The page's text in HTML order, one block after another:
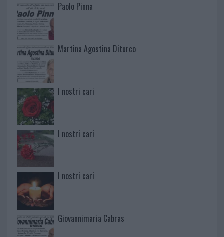
Paolo Pinna
Martina Agostina Diturco
I nostri cari
I nostri cari
I nostri cari
Giovannimaria Cabras